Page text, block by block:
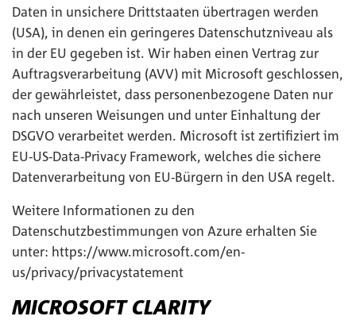
Daten in unsichere Drittstaaten übertragen werden
(USA), in denen ein geringeres Datenschutzniveau als
in der EU gegeben ist. Wir haben einen Vertrag zur
Auftragsverarbeitung (AVV) mit Microsoft geschlossen,
der gewährleistet, dass personenbezogene Daten nur
nach unseren Weisungen und unter Einhaltung der
DSGVO verarbeitet werden. Microsoft ist zertifiziert im
EU-US-Data-Privacy Framework, welches die sichere
Datenverarbeitung von EU-Bürgern in den USA regelt.
Weitere Informationen zu den
Datenschutzbestimmungen von Azure erhalten Sie
unter: https://www.microsoft.com/en-
us/privacy/privacystatement
MICROSOFT CLARITY